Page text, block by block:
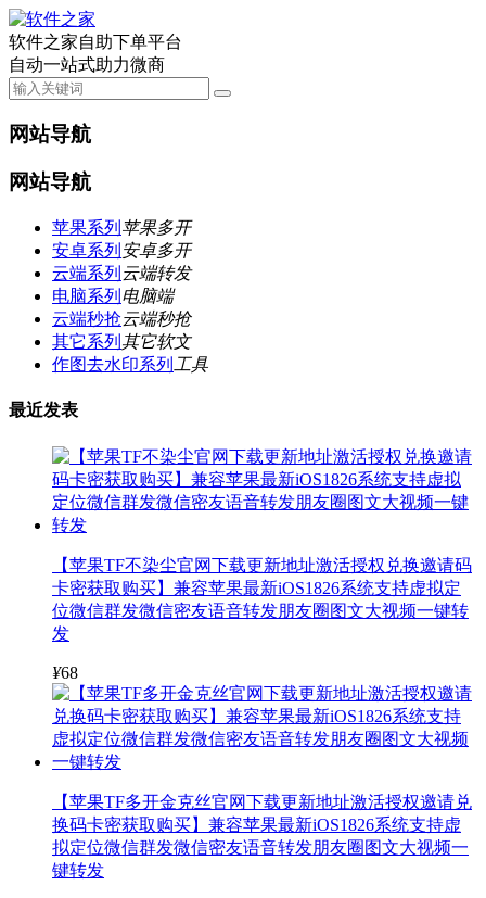
软件之家自助下单平台
自动一站式助力微商
网站导航
网站导航
苹果系列 苹果多开
安卓系列 安卓多开
云端系列 云端转发
电脑系列 电脑端
云端秒抢云端秒抢
其它系列 其它软文
作图去水印系列 工具
最近发表
【苹果TF不染尘官网下载更新地址激活授权兑换邀请码
卡密获取购买】兼容苹果最新iOS1826系统支持虚拟定
位微信群发微信密友语音转发朋友圈图文大视频一键转
发
¥68
【苹果TF多开金克丝官网下载更新地址激活授权邀请兑
换码卡密获取购买】兼容苹果最新iOS1826系统支持虚
拟定位微信群发微信密友语音转发朋友圈图文大视频一
键转发